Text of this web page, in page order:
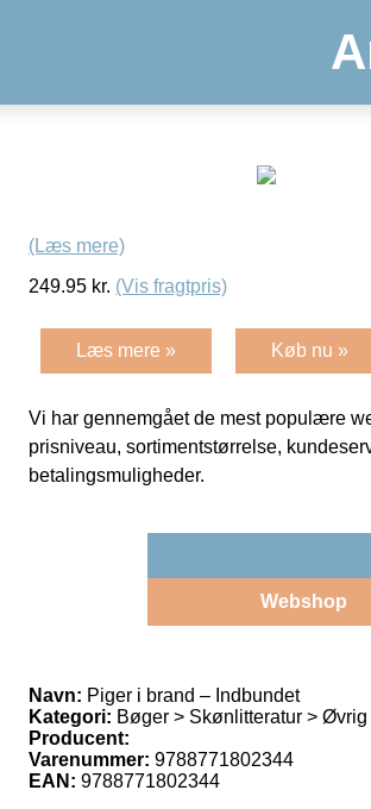
(Læs mere)
249.95 kr. (Vis fragtpris)
Læs mere » Køb nu »
Vi har gennemgået de mest populære
prisniveau, sortimentstørrelse,
betalingsmuligheder.
Webshop
Navn: Piger i brand – Indbundet
Kategori: Bøger > Skønlitteratur >
Producent:
Varenummer: 9788771802344
EAN: 9788771802344